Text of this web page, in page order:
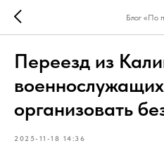
Блог «По
Переезд из
организовать
2025-11-18 14:36